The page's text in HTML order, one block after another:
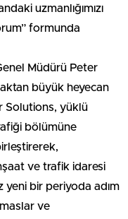
uzmanlığımızı
formunda
Müdürü Peter
büyük heyecan
Solutions, yüklü
bölümüne
ve trafik idaresi
bir periyoda adım
ve